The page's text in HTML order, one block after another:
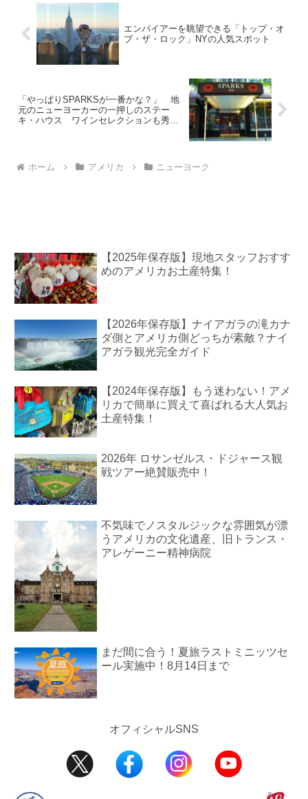
エンパイアーを眺望できる「トップ・オ
ブ・ザ・ロック」NYの人気スポット
「やっぱりSPARKSが一番かな？」 地
元のニューヨーカーの一押しのステー
キ・ハウス ワインセレクションも秀
ホーム アメリカ ニューヨーク
【2025年保存版】現地スタッフおすす
めのアメリカお土産特集！
【2026年保存版】ナイアガラの滝カナ
ダ側とアメリカ側どっちが素敵？ナイ
アガラ観光完全ガイド
【2024年保存版】もう迷わない！アメ
リカで簡単に買えて喜ばれる大人気お
土産特集！
2026年 ロサンゼルス・ドジャース観
戦ツアー絶賛販売中！
不気味でノスタルジックな雰囲気が漂
うアメリカの文化遺産、旧トランス・
アレゲーニー精神病院
まだ間に合う！夏旅ラストミニッツセ
ール実施中！8月14日まで
オフィシャルSNS